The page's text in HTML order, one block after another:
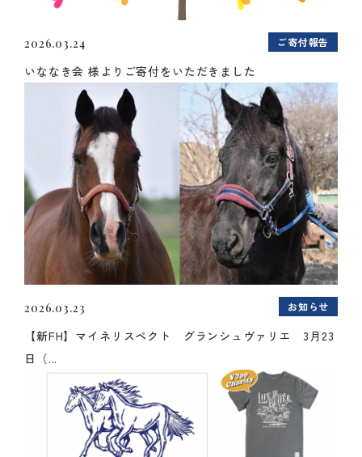
2026.03.24 ご寄付報告
いななき会 様よりご寄付をいただきました
2026.03.23 お知らせ
【新FH】マイネリスペクト グランシュヴァリエ 3月23
日（...